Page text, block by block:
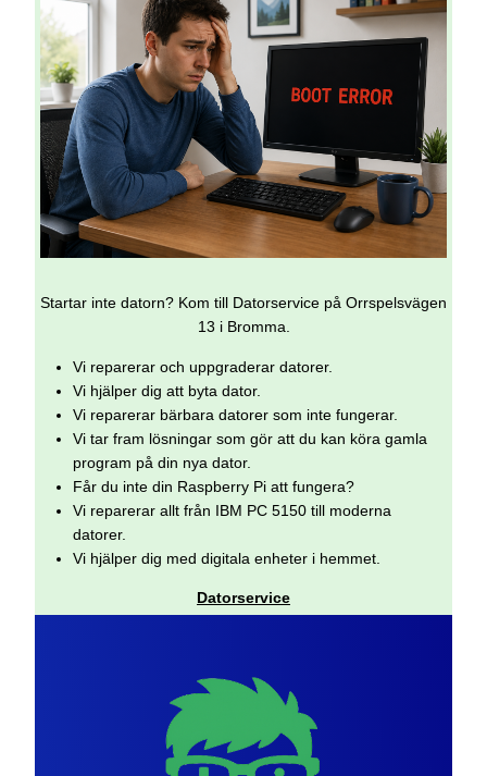
Startar inte datorn? Kom till Datorservice på Orrspelsvägen
13 i Bromma.
Vi reparerar och uppgraderar datorer.
Vi hjälper dig att byta dator.
Vi reparerar bärbara datorer som inte fungerar.
Vi tar fram lösningar som gör att du kan köra gamla
program på din nya dator.
Får du inte din Raspberry Pi att fungera?
Vi reparerar allt från IBM PC 5150 till moderna
datorer.
Vi hjälper dig med digitala enheter i hemmet.
Datorservice